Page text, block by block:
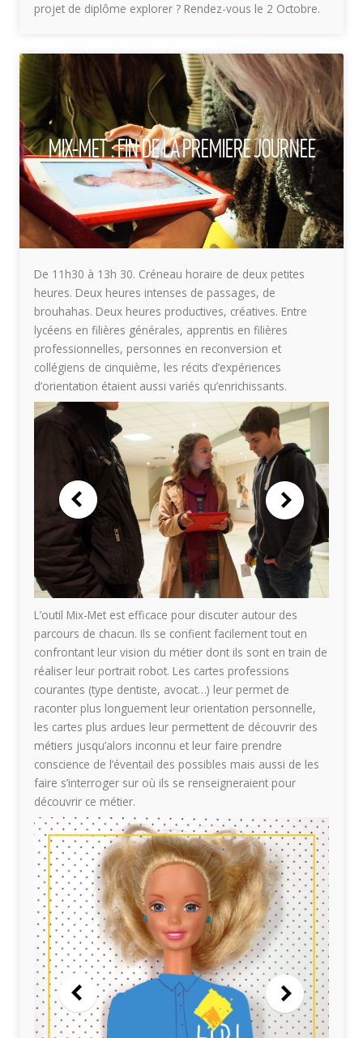
projet de diplôme explorer ? Rendez-vous le 2 Octobre.
MIX-MET : FIN DE LA PREMIERE JOURNEE
De 11h30 à 13h 30. Créneau horaire de deux petites
heures. Deux heures intenses de passages, de
brouhahas. Deux heures productives, créatives. Entre
lycéens en filières générales, apprentis en filières
professionnelles, personnes en reconversion et
collégiens de cinquième, les récits d’expériences
d’orientation étaient aussi variés qu’enrichissants.
L’outil Mix-Met est efficace pour discuter autour des
parcours de chacun. Ils se confient facilement tout en
confrontant leur vision du métier dont ils sont en train de
réaliser leur portrait robot. Les cartes professions
courantes (type dentiste, avocat…) leur permet de
raconter plus longuement leur orientation personnelle,
les cartes plus ardues leur permettent de découvrir des
métiers jusqu’alors inconnu et leur faire prendre
conscience de l’éventail des possibles mais aussi de les
faire s’interroger sur où ils se renseigneraient pour
découvrir ce métier.